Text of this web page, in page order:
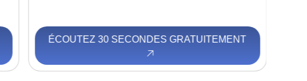
ÉCOUTEZ 30 SECONDES GRATUITEMENT